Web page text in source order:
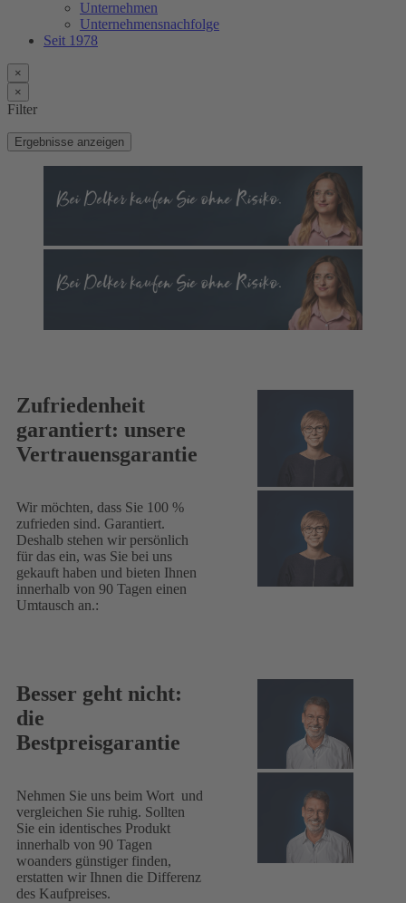
Unternehmen
Unternehmensnachfolge
Seit 1978
×
×
Filter
Ergebnisse anzeigen
Zufriedenheit
garantiert: unsere
Vertrauensgarantie
Wir möchten, dass Sie 100 %
zufrieden sind. Garantiert.
Deshalb stehen wir persönlich
für das ein, was Sie bei uns
gekauft haben und bieten Ihnen
innerhalb von 90 Tagen einen
Umtausch an.:
Besser geht nicht:
die
Bestpreisgarantie
Nehmen Sie uns beim Wort und
vergleichen Sie ruhig. Sollten
Sie ein identisches Produkt
innerhalb von 90 Tagen
woanders günstiger finden,
erstatten wir Ihnen die Differenz
des Kaufpreises.